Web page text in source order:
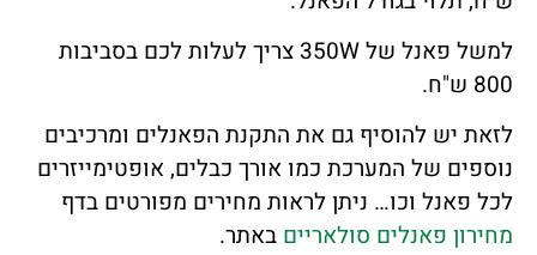
למשל פאנל של 350W צריך לעלות לכם בסביבות
800 ש"ח.
לזאת יש להוסיף גם את התקנת הפאנלים ומרכיבים
נוספים של המערכת כמו אורך כבלים, אופטימייזרים
לכל פאנל וכו… ניתן לראות מחירים מפורטים בדף
מחירון פאנלים סולאריים באתר.